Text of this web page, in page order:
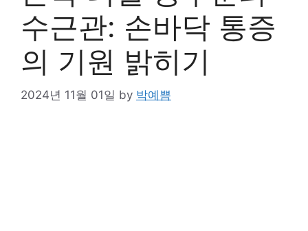
수근관: 손바닥 통증
의 기원 밝히기
2024년 11월 01일 by 박예쁨